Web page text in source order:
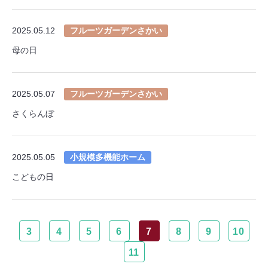
2025.05.12 フルーツガーデンさかい
母の日
2025.05.07 フルーツガーデンさかい
さくらんぼ
2025.05.05 小規模多機能ホーム
こどもの日
3 4 5 6 7 8 9 10
11